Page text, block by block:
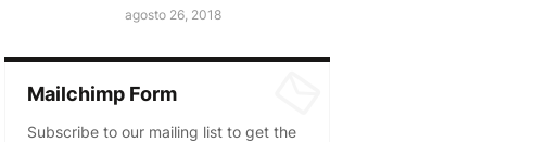
agosto 26, 2018
Mailchimp Form
Subscribe to our mailing list to get the